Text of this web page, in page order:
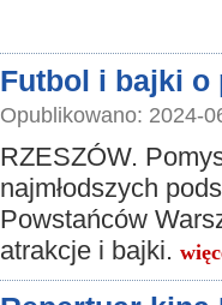
Futbol i bajki o
Opublikowano: 2024-
RZESZÓW.
najmłodszych
Powstańców
atrakcje i bajki.